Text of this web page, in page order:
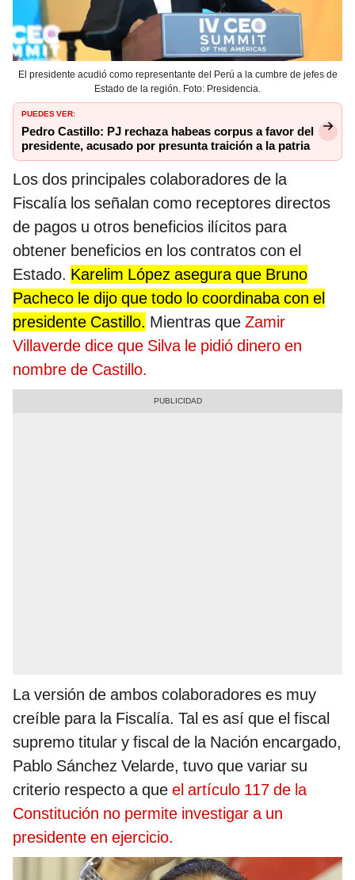
El presidente acudió como representante del Perú a la cumbre de jefes de
Estado de la región. Foto: Presidencia.
PUEDES VER:
Pedro Castillo: PJ rechaza habeas corpus a favor del
presidente, acusado por presunta traición a la patria
Los dos principales colaboradores de la
Fiscalía los señalan como receptores directos
de pagos u otros beneficios ilícitos para
obtener beneficios en los contratos con el
Estado. Karelim López asegura que Bruno
Pacheco le dijo que todo lo coordinaba con el
presidente Castillo. Mientras que Zamir
Villaverde dice que Silva le pidió dinero en
nombre de Castillo.
La versión de ambos colaboradores es muy
creíble para la Fiscalía. Tal es así que el fiscal
supremo titular y fiscal de la Nación encargado,
Pablo Sánchez Velarde, tuvo que variar su
criterio respecto a que el artículo 117 de la
Constitución no permite investigar a un
presidente en ejercicio.